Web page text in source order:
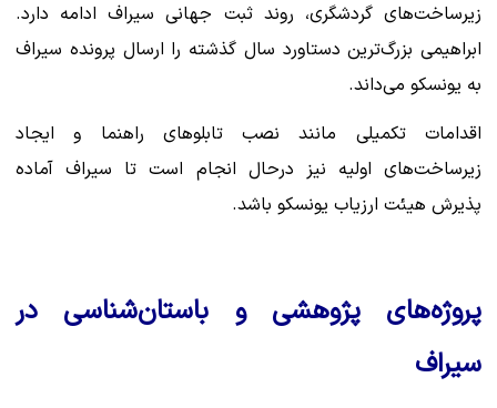
زیرساخت‌های گردشگری، روند ثبت جهانی سیراف ادامه دارد.
ابراهیمی بزرگ‌ترین دستاورد سال گذشته را ارسال پرونده سیراف
به یونسکو می‌داند.
اقدامات تکمیلی مانند نصب تابلوهای راهنما و ایجاد
زیرساخت‌های اولیه نیز درحال انجام است تا سیراف آماده
پذیرش هیئت ارزیاب یونسکو باشد.
پروژه‌های پژوهشی و باستان‌شناسی در
سیراف